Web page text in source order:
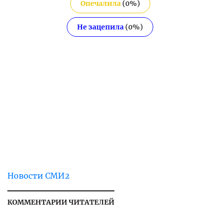
Опечалила(0%)
Не зацепила (0%)
Новости СМИ2
КОММЕНТАРИИ ЧИТАТЕЛЕЙ